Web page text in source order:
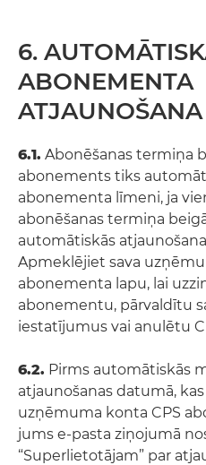
6.
ABONEMENTA
ATJAUNOŠANA
6.1. Abonēšanas termiņa
abonements tiks
abonementa līmeni, ja
abonēšanas termiņa
automātiskās
Apmeklējiet sava
abonementa lapu, lai
abonementu, pārvaldītu
iestatījumus vai anulētu
6.2. Pirms automātiskās
atjaunošanas datumā,
uzņēmuma konta CPS
jums e-pasta ziņojumā
“Superlietotājam” par